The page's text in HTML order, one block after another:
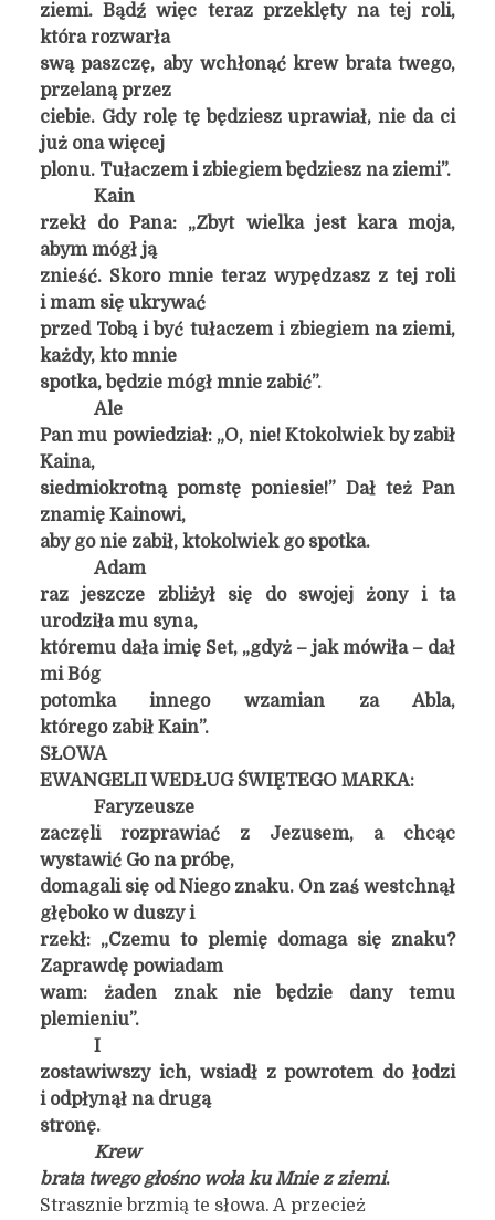
ziemi. Bądź więc teraz przeklęty na tej roli,
która rozwarła
swą paszczę, aby wchłonąć krew brata twego,
przelaną przez
ciebie. Gdy rolę tę będziesz uprawiał, nie da ci
już ona więcej
plonu. Tułaczem i zbiegiem będziesz na ziemi”.
Kain
rzekł do Pana: „Zbyt wielka jest kara moja,
abym mógł ją
znieść. Skoro mnie teraz wypędzasz z tej roli
i mam się ukrywać
przed Tobą i być tułaczem i zbiegiem na ziemi,
każdy, kto mnie
spotka, będzie mógł mnie zabić”.
Ale
Pan mu powiedział: „O, nie! Ktokolwiek by zabił
Kaina,
siedmiokrotną pomstę poniesie!” Dał też Pan
znamię Kainowi,
aby go nie zabił, ktokolwiek go spotka.
Adam
raz jeszcze zbliżył się do swojej żony i ta
urodziła mu syna,
któremu dała imię Set, „gdyż – jak mówiła – dał
mi Bóg
potomka innego wzamian za Abla,
którego zabił Kain”.
SŁOWA
EWANGELII WEDŁUG ŚWIĘTEGO MARKA:
Faryzeusze
zaczęli rozprawiać z Jezusem, a chcąc
wystawić Go na próbę,
domagali się od Niego znaku. On zaś westchnął
głęboko w duszy i
rzekł: „Czemu to plemię domaga się znaku?
Zaprawdę powiadam
wam: żaden znak nie będzie dany temu
plemieniu”.
I
zostawiwszy ich, wsiadł z powrotem do łodzi
i odpłynął na drugą
stronę.
Krew
brata twego głośno woła ku Mnie z ziemi.
Strasznie brzmią te słowa. A przecież